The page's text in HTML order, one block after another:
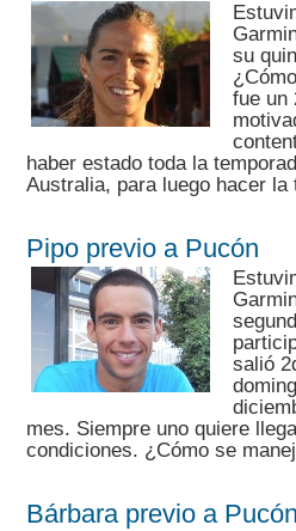
su
fue un
haber estado toda la
Australia, para luego hacer
Pipo previo a Pucón
salió
mes. Siempre uno quiere
condiciones. ¿Cómo se
Bárbara previo a